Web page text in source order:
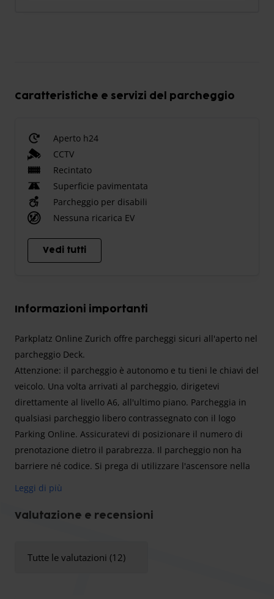
Caratteristiche e servizi del parcheggio
Aperto h24
CCTV
Recintato
Superficie pavimentata
Parcheggio per disabili
Nessuna ricarica EV
Vedi tutti
Informazioni importanti
Parkplatz Online Zurich offre parcheggi sicuri all'aperto nel
parcheggio Deck.
Attenzione: il parcheggio è autonomo e tu tieni le chiavi del
veicolo. Una volta arrivati ​​al parcheggio, dirigetevi
direttamente al livello A6, all'ultimo piano. Parcheggia in
qualsiasi parcheggio libero contrassegnato con il logo
Parking Online. Assicuratevi di posizionare il numero di
prenotazione dietro il parabrezza. Il parcheggio non ha
barriere né codice. Si prega di utilizzare l'ascensore nella
dalle fermate dei mezzi pubblici che vi porteranno
servizio di trasferimento direttamente tramite il fornitore
Leggi di più
Valutazione e recensioni
Tutte le valutazioni (12)